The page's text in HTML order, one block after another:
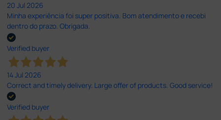
20 Jul 2026
Minha experiência foi super positiva. Bom atendimento e recebi
dentro do prazo. Obrigada.
Verified buyer
14 Jul 2026
Correct and timely delivery. Large offer of products. Good service!
Verified buyer